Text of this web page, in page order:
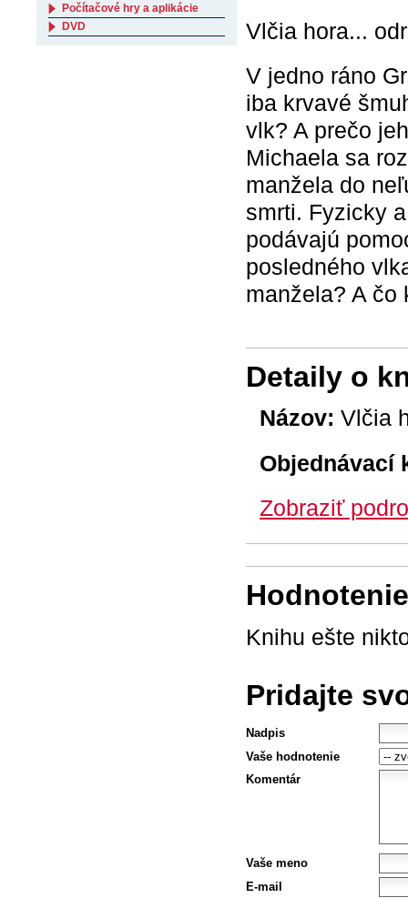
Vlčia hora...
V jedno ráno
iba krvavé
vlk? A prečo
Michaela sa
manžela do
smrti. Fyzicky
podávajú
posledného
manžela? A
Detaily o
Názov: Vlčia
Objednávací
Zobraziť
Knihu ešte
Pridajte
Nadpis
Vaše hodnotenie
Komentár
Vaše meno
E-mail
Počítačové hry a aplikácie
DVD